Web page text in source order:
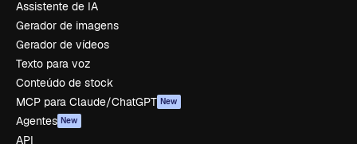
Assistente de IA
Gerador de imagens
Gerador de vídeos
Texto para voz
Conteúdo de stock
MCP para Claude/ChatGPT New
Agentes New
API